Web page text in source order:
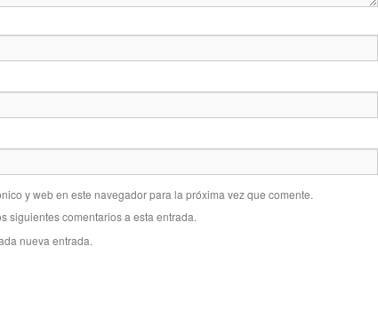
y web en este navegador para la próxima vez que comente.
siguientes comentarios a esta entrada.
nueva entrada.